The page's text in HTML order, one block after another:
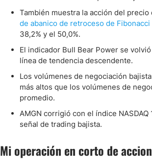
También muestra la acción del precio
de abanico de retroceso de Fibonacci
38,2% y el 50,0%.
El indicador Bull Bear Power se
línea de tendencia descendente.
Los volúmenes de negociación
más altos que los volúmenes de
promedio.
AMGN corrigió con el índice NASDAQ
señal de trading bajista.
Mi operación en corto de